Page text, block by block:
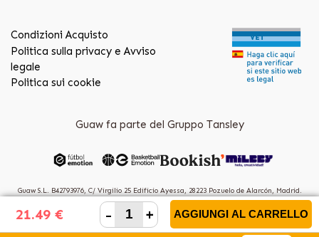
21.49 € - + AGGIUNGI AL CARRELLO
Condizioni Acquisto
Politica sulla privacy e Avviso
legale
Politica sui cookie
Guaw fa parte del Gruppo Tansley
Guaw S.L. B42793976, C/ Virgilio 25 Edificio Ayessa, 28223 Pozuelo de Alarcón, Madrid.
(Spain)